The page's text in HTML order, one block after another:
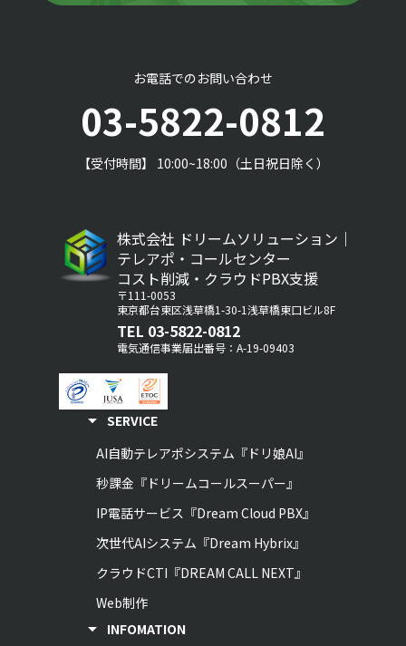
お電話でのお問い合わせ
03-5822-0812
【受付時間】 10:00~18:00（土日祝日除く）
株式会社 ドリームソリューション｜
テレアポ・コールセンター
コスト削減・クラウドPBX支援
〒111-0053
東京都台東区浅草橋1-30-1浅草橋東口ビル8F
TEL 03-5822-0812
電気通信事業届出番号：A-19-09403
arrow_drop_down SERVICE
AI自動テレアポシステム『ドリ娘AI』
秒課金『ドリームコールスーパー』
IP電話サービス『Dream Cloud PBX』
次世代AIシステム『Dream Hybrix』
クラウドCTI『DREAM CALL NEXT』
Web制作
arrow_drop_down INFOMATION